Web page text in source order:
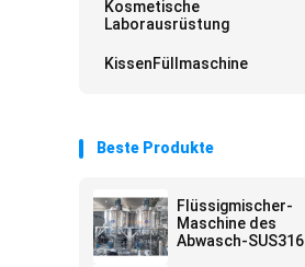
Kosmetische
Laborausrüstung
KissenFüllmaschine
Beste Produkte
Flüssigmischer-
Maschine des
Abwasch-SUS316